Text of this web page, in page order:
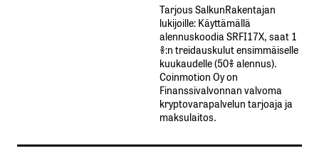
Tarjous SalkunRakentajan
lukijoille: Käyttämällä​ ​
alennuskoodia​ ​SRFI17X,​ ​saat​ ​1
%:n treidauskulut​ ​ensimmäiselle​ ​
kuukaudelle​ ​(50%​ ​alennus).
Coinmotion Oy on
Finanssivalvonnan valvoma
kryptovarapalvelun tarjoaja ja
maksulaitos.